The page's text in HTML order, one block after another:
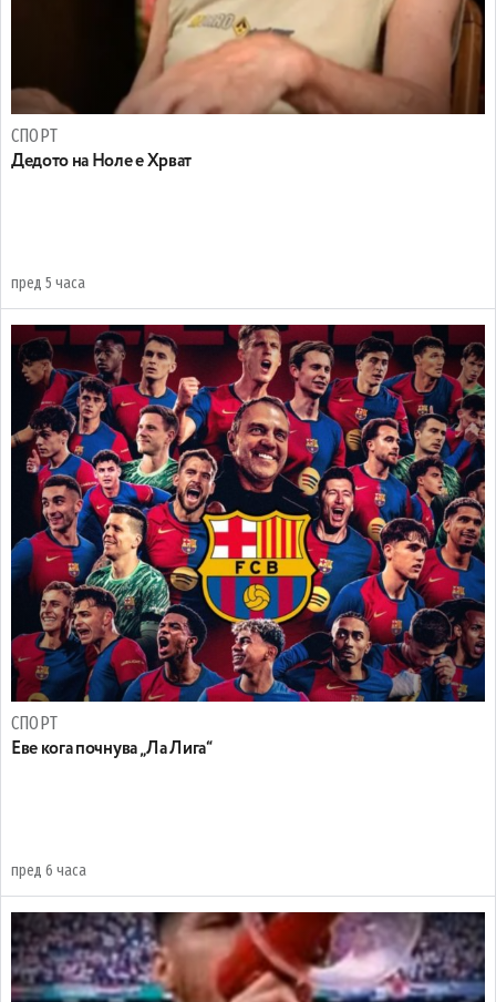
СПОРТ
Дедото на Ноле е Хрват
пред 5 часа
СПОРТ
Еве кога почнува „Ла Лига“
пред 6 часа